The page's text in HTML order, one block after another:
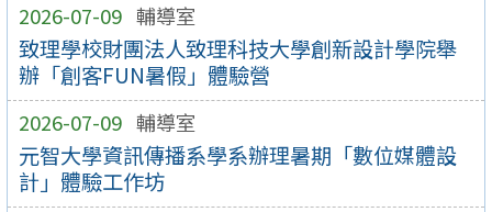
2026-07-09 輔導室
致理學校財團法人致理科技大學創新設計學院舉
辦「創客FUN暑假」體驗營
2026-07-09 輔導室
元智大學資訊傳播系學系辦理暑期「數位媒體設
計」體驗工作坊